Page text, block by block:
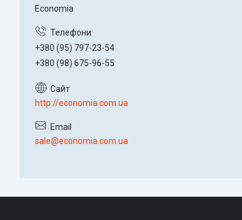
Economia
+380 (95) 797-23-54
+380 (98) 675-96-55
http://economia.com.ua
sale@economia.com.ua